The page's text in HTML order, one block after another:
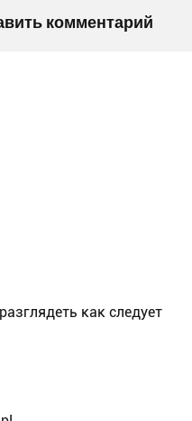
комментарий
как следует